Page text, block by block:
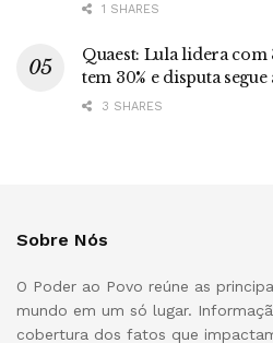
1 SHARES
Quaest: Lula lidera
tem 30% e disputa
3 SHARES
Sobre Nós
O Poder ao Povo reúne as
mundo em um só lugar.
cobertura dos fatos que